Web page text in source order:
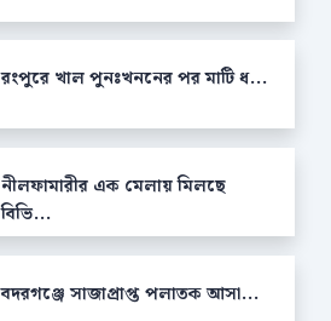
রংপুরে খাল পুনঃখননের পর মাটি ধ...
নীলফামারীর এক মেলায় মিলছে
বিভি...
বদরগঞ্জে সাজাপ্রাপ্ত পলাতক আসা...